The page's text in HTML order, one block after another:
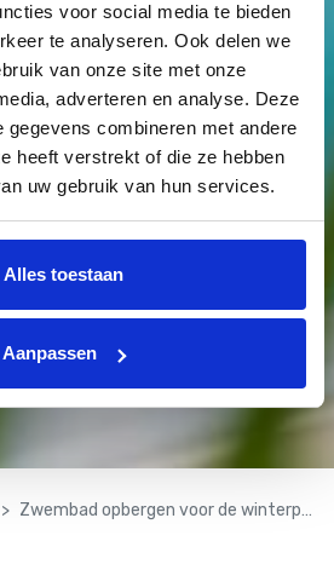
voor social media te bieden
te analyseren. Ook delen we
van onze site met onze
adverteren en analyse. Deze
gegevens combineren met andere
heeft verstrekt of die ze hebben
uw gebruik van hun services.
Alles toestaan
Aanpassen
Zwembad opbergen voor de winterperiode